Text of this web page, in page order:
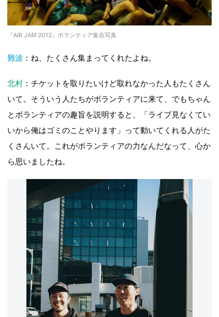
『AIR JAM 2012』ボランティア集合写真
難波 ：ね、たくさん集まってくれたよね。
北村 ：チケットを取りたいけど取れなかった人もたくさん
いて。そういう人たちがボランティアに来て、でもちゃん
とボランティアの趣旨を説明すると、「ライブ見なくてい
いから俺はゴミのことやります」って動いてくれる人がた
くさんいて。これがボランティアの力なんだなって、心か
ら思いましたね。